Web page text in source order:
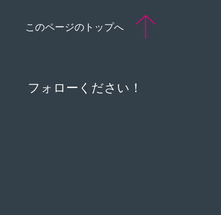
このページのトップへ
フォローください！